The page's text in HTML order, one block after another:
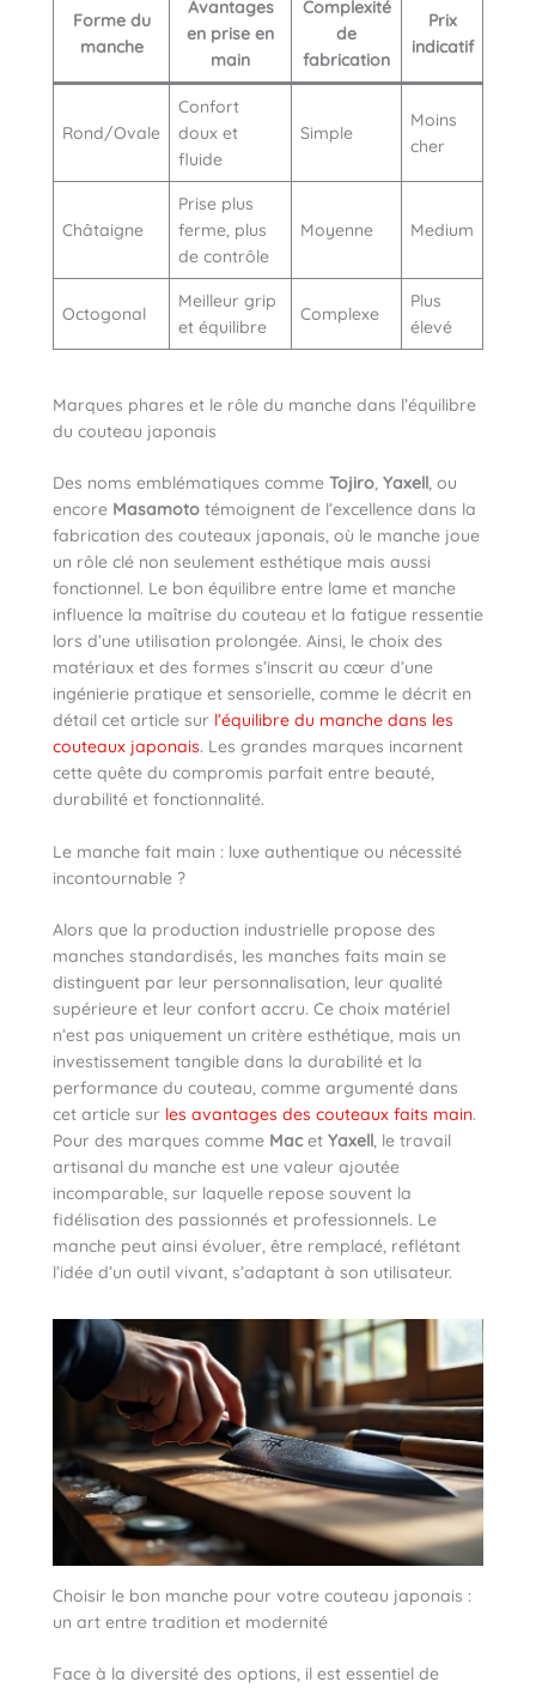
Forme du
manche
Avantages
en prise en
main
Complexité
de
fabrication
Prix
indicatif
Rond/Ovale
Confort
doux et
fluide
Simple
Moins
cher
Châtaigne
Prise plus
ferme, plus
de contrôle
Moyenne Medium
Octogonal
Meilleur grip
et équilibre
Complexe
Plus
élevé
Marques phares et le rôle du manche dans l’équilibre
du couteau japonais
Des noms emblématiques comme Tojiro, Yaxell, ou
encore Masamoto témoignent de l’excellence dans la
fabrication des couteaux japonais, où le manche joue
un rôle clé non seulement esthétique mais aussi
fonctionnel. Le bon équilibre entre lame et manche
influence la maîtrise du couteau et la fatigue ressentie
lors d’une utilisation prolongée. Ainsi, le choix des
matériaux et des formes s’inscrit au cœur d’une
ingénierie pratique et sensorielle, comme le décrit en
détail cet article sur l’équilibre du manche dans les
couteaux japonais. Les grandes marques incarnent
cette quête du compromis parfait entre beauté,
durabilité et fonctionnalité.
Le manche fait main : luxe authentique ou nécessité
incontournable ?
Alors que la production industrielle propose des
manches standardisés, les manches faits main se
distinguent par leur personnalisation, leur qualité
supérieure et leur confort accru. Ce choix matériel
n’est pas uniquement un critère esthétique, mais un
investissement tangible dans la durabilité et la
performance du couteau, comme argumenté dans
cet article sur les avantages des couteaux faits main.
Pour des marques comme Macet Yaxell, le travail
artisanal du manche est une valeur ajoutée
incomparable, sur laquelle repose souvent la
fidélisation des passionnés et professionnels. Le
manche peut ainsi évoluer, être remplacé, reflétant
l’idée d’un outil vivant, s’adaptant à son utilisateur.
Choisir le bon manche pour votre couteau japonais :
un art entre tradition et modernité
Face à la diversité des options, il est essentiel de